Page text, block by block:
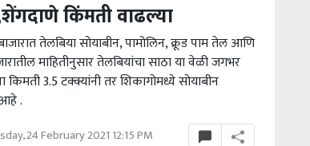
किंमती वाढल्या
तेलबिया सोयाबीन, पामोलिन, क्रूड पाम तेल आणि
माहितीनुसार तेलबियांचा साठा या वेळी जगभर
3.5 टक्क्यांनी तर शिकागोमध्ये सोयाबीन
.
24 February 2021 12:15 PM